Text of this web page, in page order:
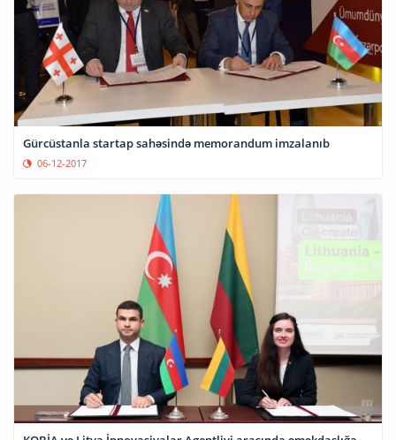
Gürcüstanla startap sahəsində memorandum imzalanıb
06-12-2017